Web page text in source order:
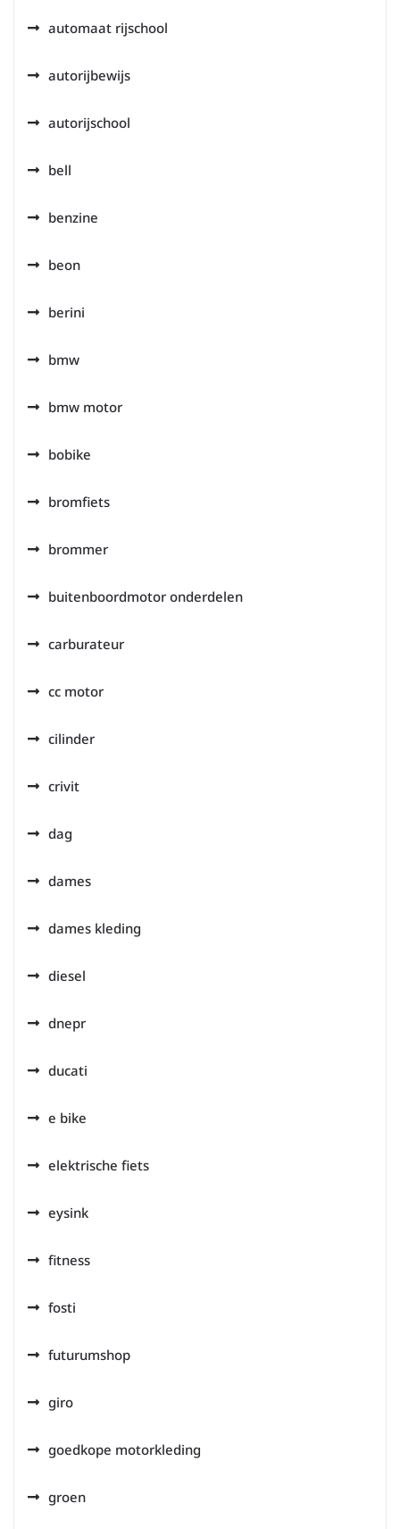
automaat rijschool
autorijbewijs
autorijschool
bell
benzine
beon
berini
bmw
bmw motor
bobike
bromfiets
brommer
buitenboordmotor onderdelen
carburateur
cc motor
cilinder
crivit
dag
dames
dames kleding
diesel
dnepr
ducati
e bike
elektrische fiets
eysink
fitness
fosti
futurumshop
giro
goedkope motorkleding
groen